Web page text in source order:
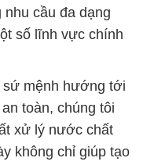
cầu đa dạng
số lĩnh vực chính
mệnh hướng tới
toàn, chúng tôi
xử lý nước chất
không chỉ giúp tạo